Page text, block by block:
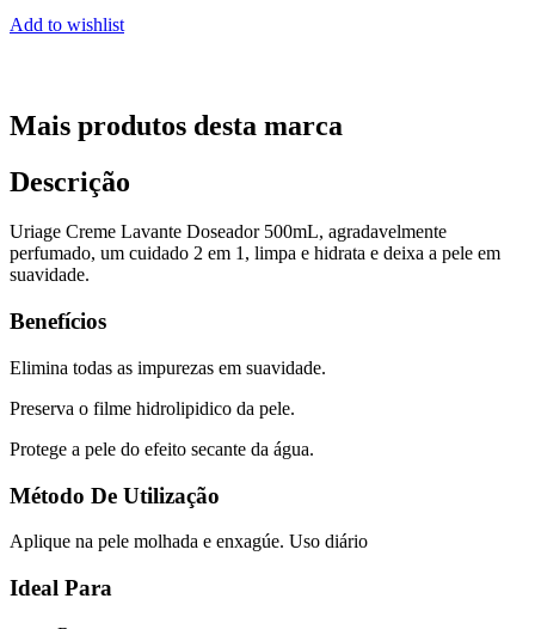
Add to wishlist
Mais produtos desta marca
Descrição
Uriage Creme Lavante Doseador 500mL, agradavelmente
perfumado, um cuidado 2 em 1, limpa e hidrata e deixa a pele em
suavidade.
Benefícios
Elimina todas as impurezas em suavidade.
Preserva o filme hidrolipidico da pele.
Protege a pele do efeito secante da água.
Método De Utilização
Aplique na pele molhada e enxagúe. Uso diário
Ideal Para